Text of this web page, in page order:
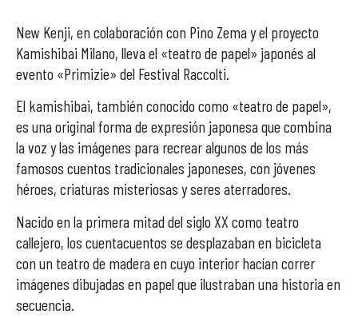
New Kenji, en colaboración con Pino Zema y el proyecto
Kamishibai Milano, lleva el «teatro de papel» japonés al
evento «Primizie» del Festival Raccolti.
El kamishibai, también conocido como «teatro de papel»,
es una original forma de expresión japonesa que combina
la voz y las imágenes para recrear algunos de los más
famosos cuentos tradicionales japoneses, con jóvenes
héroes, criaturas misteriosas y seres aterradores.
Nacido en la primera mitad del siglo XX como teatro
callejero, los cuentacuentos se desplazaban en bicicleta
con un teatro de madera en cuyo interior hacían correr
imágenes dibujadas en papel que ilustraban una historia en
secuencia.